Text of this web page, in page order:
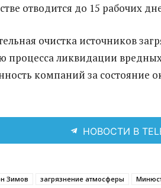
отводится до 15 рабочих
очистка источников
процесса ликвидации
компаний за состояние
НОВОСТИ В
Зимов загрязнение атмосферы